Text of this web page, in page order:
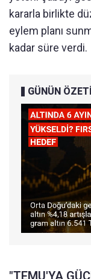
kararla birlikte
eylem planı
kadar süre verdi.
GÜNÜN ÖZETİ
"TEMU'YA